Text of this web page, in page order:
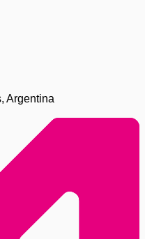
Argentina